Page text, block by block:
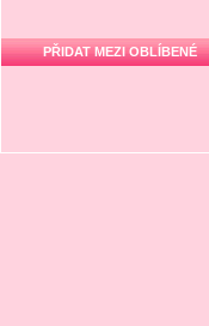
PŘIDAT MEZI OBLÍBENÉ